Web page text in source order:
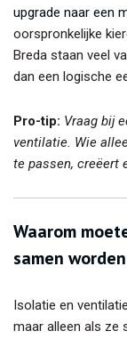
upgrade naar een
oorspronkelijke
Breda staan veel
dan een logische
Pro-tip: Vraag bij
ventilatie. Wie
te passen, creëert
Waarom
samen
Isolatie en
maar alleen als ze